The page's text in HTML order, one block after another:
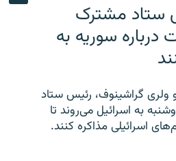
ستاد مشترک
درباره سوریه به
ولری گراشینوف، رئیس ستاد
به اسرائیل می‌روند تا
اسرائیلی مذاکره کنند.